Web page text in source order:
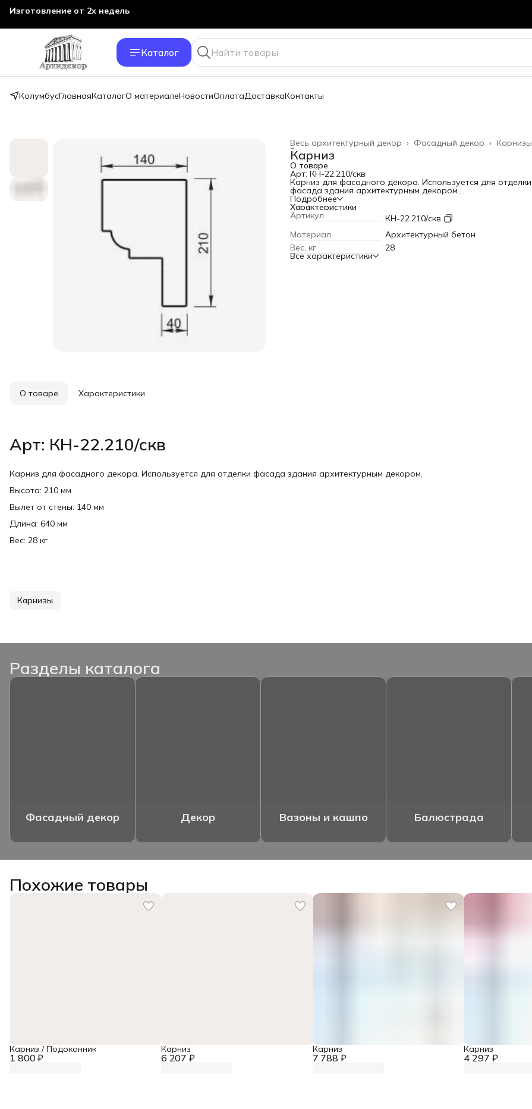
Изготовление от 2х недель
Каталог
КолумбусГлавнаяКаталогО материалеНовостиОплатаДоставкаКонтакты
Карнизы
Фасадный декор ›
Весь архитектурный декор ›
Главная ›
Карниз
О товаре
Арт: КН-22.210/скв
Карниз для фасадного декора. Используется для отделки
фасада здания архитектурным декором.
Высота: 210 мм
Вылет от стены: 140 мм
Длина: 640 мм
Вес: 28 кг
Подробнее
Характеристики
Артикул
КН-22.210/скв
Материал
Архитектурный бетон
Вес, кг
28
Все характеристики
О товаре Характеристики
Арт: КН-22.210/скв
Карниз для фасадного декора. Используется для отделки фасада здания архитектурным декором.
Высота: 210 мм
Вылет от стены: 140 мм
Длина: 640 мм
Вес: 28 кг
Карнизы
Разделы каталога
Фасадный декор Декор Вазоны и кашпо Балюстрада
Похожие товары
1 800 ₽
Карниз / Подоконник
6 207 ₽
Карниз
7 788 ₽
Карниз
4 297 ₽
Карниз